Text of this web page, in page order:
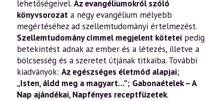
lehetőségeivel. Az evangéliumokról szóló
könyvsorozat a négy evangélium mélyebb
megértéséhez ad szellemtudományi értelmezést.
Szellemtudomány címmel megjelent kötetei pedig
betekintést adnak az ember és a létezés, illetve a
bölcsesség és a szeretet útjának titkaiba. További
kiadványok: Az egészséges életmód alapjai;
„Isten, áldd meg a magyart…”; Gabonaételek – A
Nap ajándékai,Napfényes receptfüzetek.